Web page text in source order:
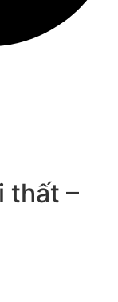
thất –